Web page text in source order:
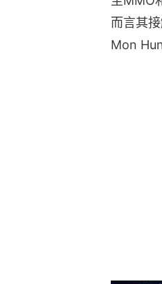
而言其
Mon